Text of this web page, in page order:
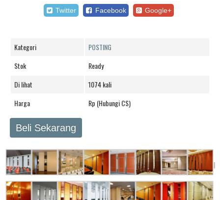
Twitter Facebook Google+
Kategori
POSTING
Stok
Ready
Di lihat
1074 kali
Harga
Rp (Hubungi CS)
Beli Sekarang